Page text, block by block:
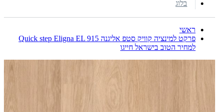
בלוג
ראשי
פרקט למינציה קוויק סטפ אליגנה Quick step Eligna EL 915
למחיר הטוב בישראל חייגו